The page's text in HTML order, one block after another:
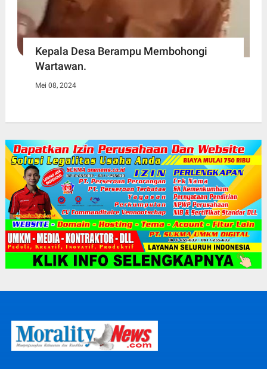
Kepala Desa Berampu Membohongi
Wartawan.
Mei 08, 2024